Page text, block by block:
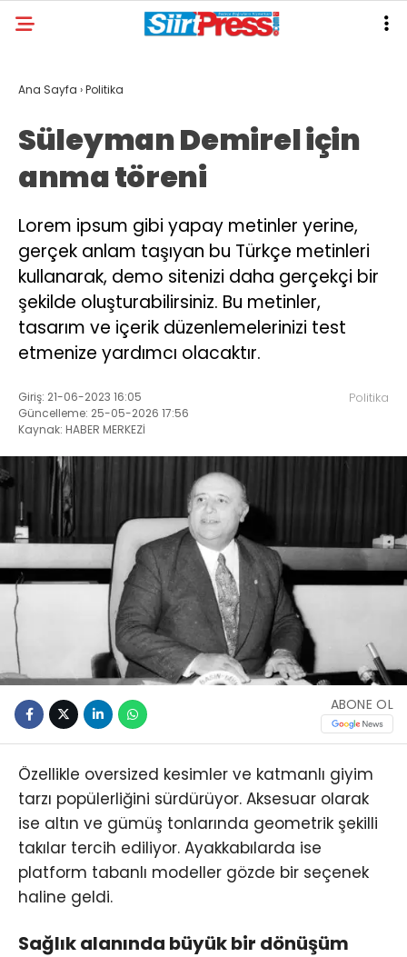
Ana Sayfa ›Politika
Süleyman Demirel için
anma töreni
Lorem ipsum gibi yapay metinler yerine,
gerçek anlam taşıyan bu Türkçe metinleri
kullanarak, demo sitenizi daha gerçekçi bir
şekilde oluşturabilirsiniz. Bu metinler,
tasarım ve içerik düzenlemelerinizi test
etmenize yardımcı olacaktır.
Giriş: 21-06-2023 16:05
Güncelleme: 25-05-2026 17:56
Kaynak: HABER MERKEZİ
Politika
ABONE OL
Özellikle oversized kesimler ve katmanlı giyim
tarzı popülerliğini sürdürüyor. Aksesuar olarak
ise altın ve gümüş tonlarında geometrik şekilli
takılar tercih ediliyor. Ayakkabılarda ise
platform tabanlı modeller gözde bir seçenek
haline geldi.
Sağlık alanında büyük bir dönüşüm